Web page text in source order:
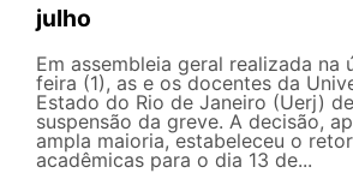
julho
Em assembleia geral realizada na
feira (1), as e os docentes da
Estado do Rio de Janeiro (Uerj)
suspensão da greve. A decisão,
ampla maioria, estabeleceu o
acadêmicas para o dia 13 de...